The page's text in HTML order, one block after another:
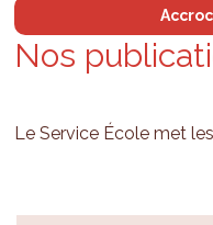
Nos
Le Service École met